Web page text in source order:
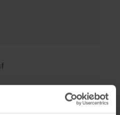
vanwege de
de Kölner Straße niet